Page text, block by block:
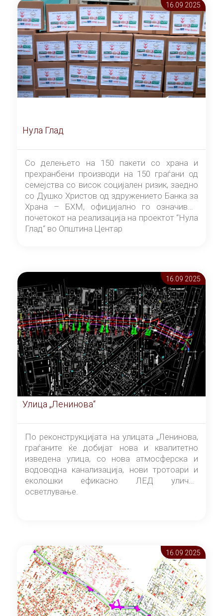
16.09 2025
Нула Глад
Со делењето на 150 пакети со храна и
прехранбени производи на 150 граѓани од
семејства со висок социјален ризик, заедно
со Душко Христов од здружението Банка за
Храна – БХМ, официјално го означивме
почетокот на реализација на проектот “Нула
Глад“ во Општина Центар
16.09 2025
Улица „Ленинова“
По реконструкцијата на улицата „Ленинова,
граѓаните ќе добијат нова и квалитетно
изведена улица, со нова атмосферска и
водоводна канализација, нови тротоари и
еколошки ефикасно ЛЕД улично
осветлување.
16.09 2025